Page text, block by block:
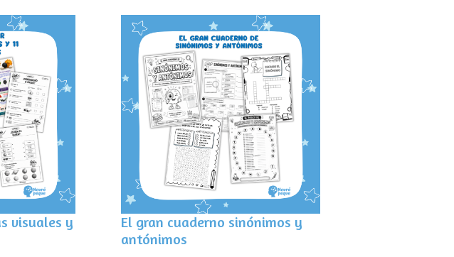
visuales y
El gran cuaderno sinónimos y
antónimos